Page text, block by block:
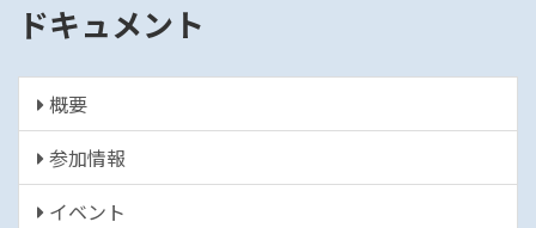
ドキュメント
概要
参加情報
イベント